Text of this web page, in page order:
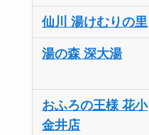
仙川 湯けむりの里
湯の森 深大湯
おふろの王様 花小
金井店